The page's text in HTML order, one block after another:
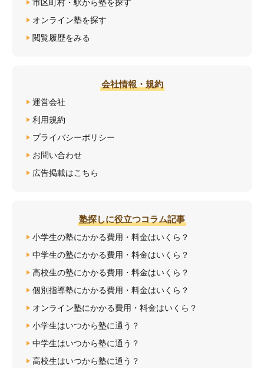
市区町村・駅から塾を探す
オンライン塾を探す
閲覧履歴をみる
会社情報・規約
運営会社
利用規約
プライバシーポリシー
お問い合わせ
広告掲載はこちら
塾探しに役立つコラム記事
小学生の塾にかかる費用・料金はいくら？
中学生の塾にかかる費用・料金はいくら？
高校生の塾にかかる費用・料金はいくら？
個別指導塾にかかる費用・料金はいくら？
オンライン塾にかかる費用・料金はいくら？
小学生はいつから塾に通う？
中学生はいつから塾に通う？
高校生はいつから塾に通う？